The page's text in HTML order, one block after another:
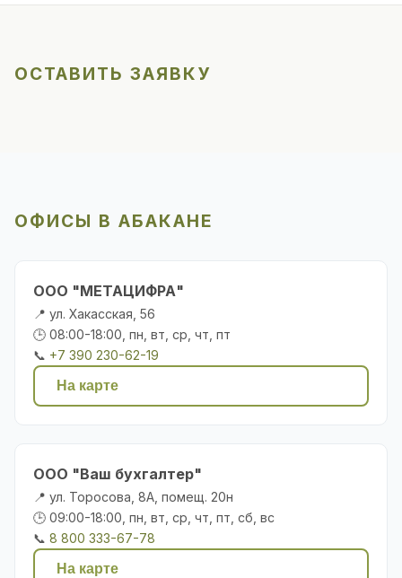
ОСТАВИТЬ ЗАЯВКУ
ОФИСЫ В АБАКАНЕ
ООО "МЕТАЦИФРА"
📍 ул. Хакасская, 56
🕒 08:00-18:00, пн, вт, ср, чт, пт
📞 +7 390 230-62-19
На карте
ООО "Ваш бухгалтер"
📍 ул. Торосова, 8А, помещ. 20н
🕒 09:00-18:00, пн, вт, ср, чт, пт, сб, вс
📞 8 800 333-67-78
На карте